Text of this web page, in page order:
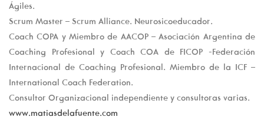
Ágiles.
Scrum Master – Scrum Alliance. Neurosicoeducador.
Coach COPA y Miembro de AACOP – Asociación Argentina de
Coaching Profesional y Coach COA de FICOP -Federación
Internacional de Coaching Profesional. Miembro de la ICF –
International Coach Federation.
Consultor Organizacional independiente y consultoras varias.
www.matiasdelafuente.com